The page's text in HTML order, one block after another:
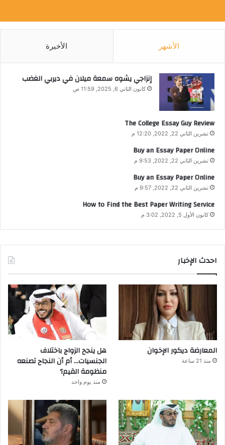
الأشهر الأخيرة
إنزاجي يشوه سمعة ميلان في ديربي الغضب
كانون الثاني 6, 2025, 11:59 ص
The College Essay Guy Review
تشرين الثاني 22, 2022, 12:20 م
Buy an Essay Paper Online
تشرين الثاني 22, 2022, 9:53 م
Buy an Essay Paper Online
تشرين الثاني 22, 2022, 9:57 م
How to Find the Best Paper Writing Service
كانون الأول 5, 2022, 3:02 م
احدث الإخبار
المعارضة ديكور الإخوان
منذ 21 ساعة
هل ينجح الزواج باختلاف
الجنسيات… أم أن النجاح تصنعه
منظومة القيم؟
منذ يوم واحد